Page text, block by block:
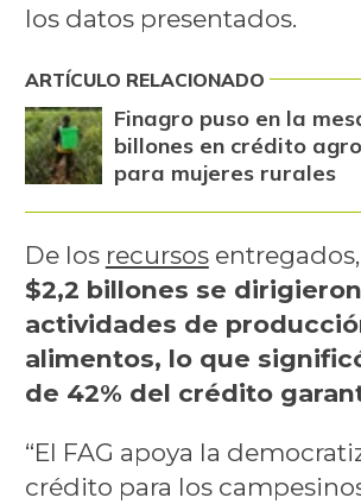
los datos presentados.
ARTÍCULO RELACIONADO
Finagro puso en la
billones en crédito
para mujeres rurales
De los recursosentregados,
$2,2 billones se
actividades de
alimentos, lo que
de 42% del crédito
“El FAG apoya la
crédito para los